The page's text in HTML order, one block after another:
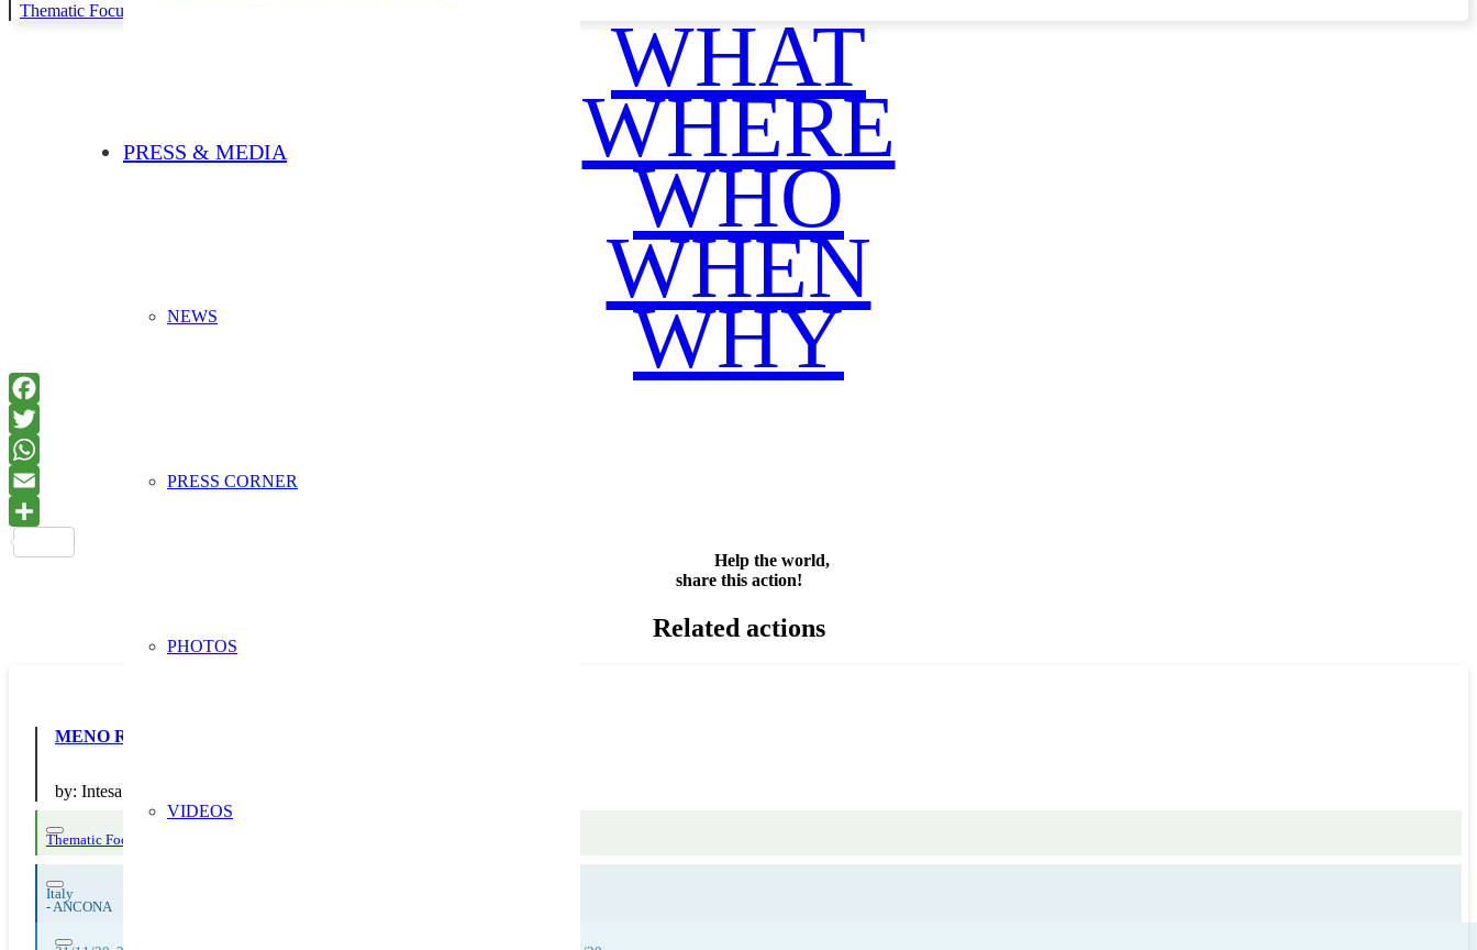
PRESS & MEDIA
NEWS
PRESS CORNER
PHOTOS
VIDEOS
Thematic Focus: invisible waste
WHAT
WHERE
WHO
WHEN
WHY
Help the world,
share this action!
Related actions
MENO RIFIUTI, PIÙ FUTURO
by: Intesa Sanpaolo
Thematic Focus: invisible waste
Italy
- ANCONA